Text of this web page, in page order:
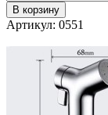
В корзину
Артикул: 0551